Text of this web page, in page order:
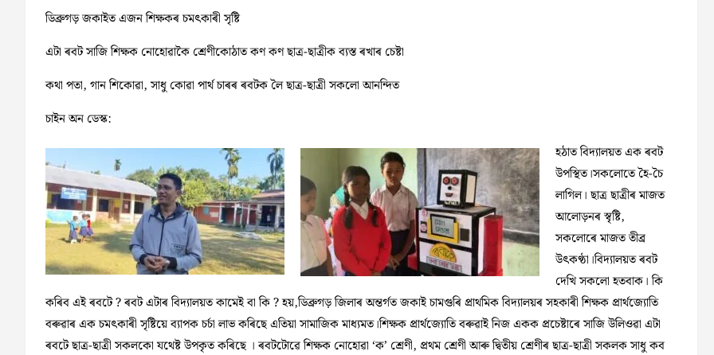
ডিব্ৰুগড় জকাইত এজন শিক্ষকৰ চমৎকাৰী সৃষ্টি
এটা ৰবট সাজি শিক্ষক নোহোৱাকৈ শ্ৰেণীকোঠাত কণ কণ ছাত্ৰ-ছাত্ৰীক ব্যস্ত ৰখাৰ চেষ্টা
কথা পতা, গান শিকোৱা, সাধু কোৱা পাৰ্থ চাৰৰ ৰবটক লৈ ছাত্ৰ-ছাত্ৰী সকলো আনন্দিত
চাইন অন ডেস্ক:
হঠাত বিদ্যালয়ত এক ৰবট
উপস্থিত।সকলোতে হৈ-চৈ
লাগিল। ছাত্ৰ ছাত্ৰীৰ মাজত
আলোড়নৰ স্বৃষ্টি,
সকলোৰে মাজত তীব্ৰ
উৎকণ্ঠা।বিদ্যালয়ত ৰবট
দেখি সকলো হতবাক। কি
কৰিব এই ৰবটে ? ৰবট এটাৰ বিদ্যালয়ত কামেই বা কি ? হয়,ডিব্ৰুগড় জিলাৰ অন্তৰ্গত জকাই চামগুৰি প্ৰাথমিক বিদ্যালয়ৰ সহকাৰী শিক্ষক প্ৰাৰ্থজ্যোতি
বৰুৱাৰ এক চমৎকাৰী সৃষ্টিয়ে ব্যাপক চৰ্চা লাভ কৰিছে এতিয়া সামাজিক মাধ্যমত।শিক্ষক প্ৰাৰ্থজ্যোতি বৰুৱাই নিজ একক প্ৰচেষ্টাৰে সাজি উলিওৱা এটা
ৰবটে ছাত্ৰ-ছাত্ৰী সকলকো যথেষ্ট উপকৃত কৰিছে । ৰবটটোৱে শিক্ষক নোহোৱা ‘ক’ শ্ৰেণী, প্ৰথম শ্ৰেণী আৰু দ্বিতীয় শ্ৰেণীৰ ছাত্ৰ-ছাত্ৰী সকলক সাধু কব